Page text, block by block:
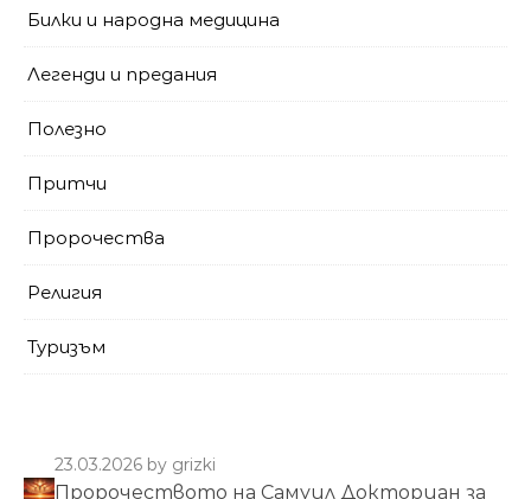
Билки и народна медицина
Легенди и предания
Полезно
Притчи
Пророчества
Религия
Туризъм
23.03.2026 by grizki
Пророчеството на Самуил Докториан за